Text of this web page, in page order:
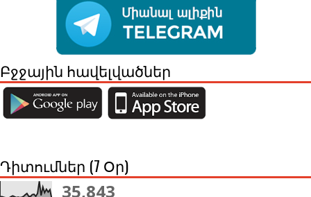
Բջջային հավելվածներ
Դիտումներ (7 Օր)
35,843